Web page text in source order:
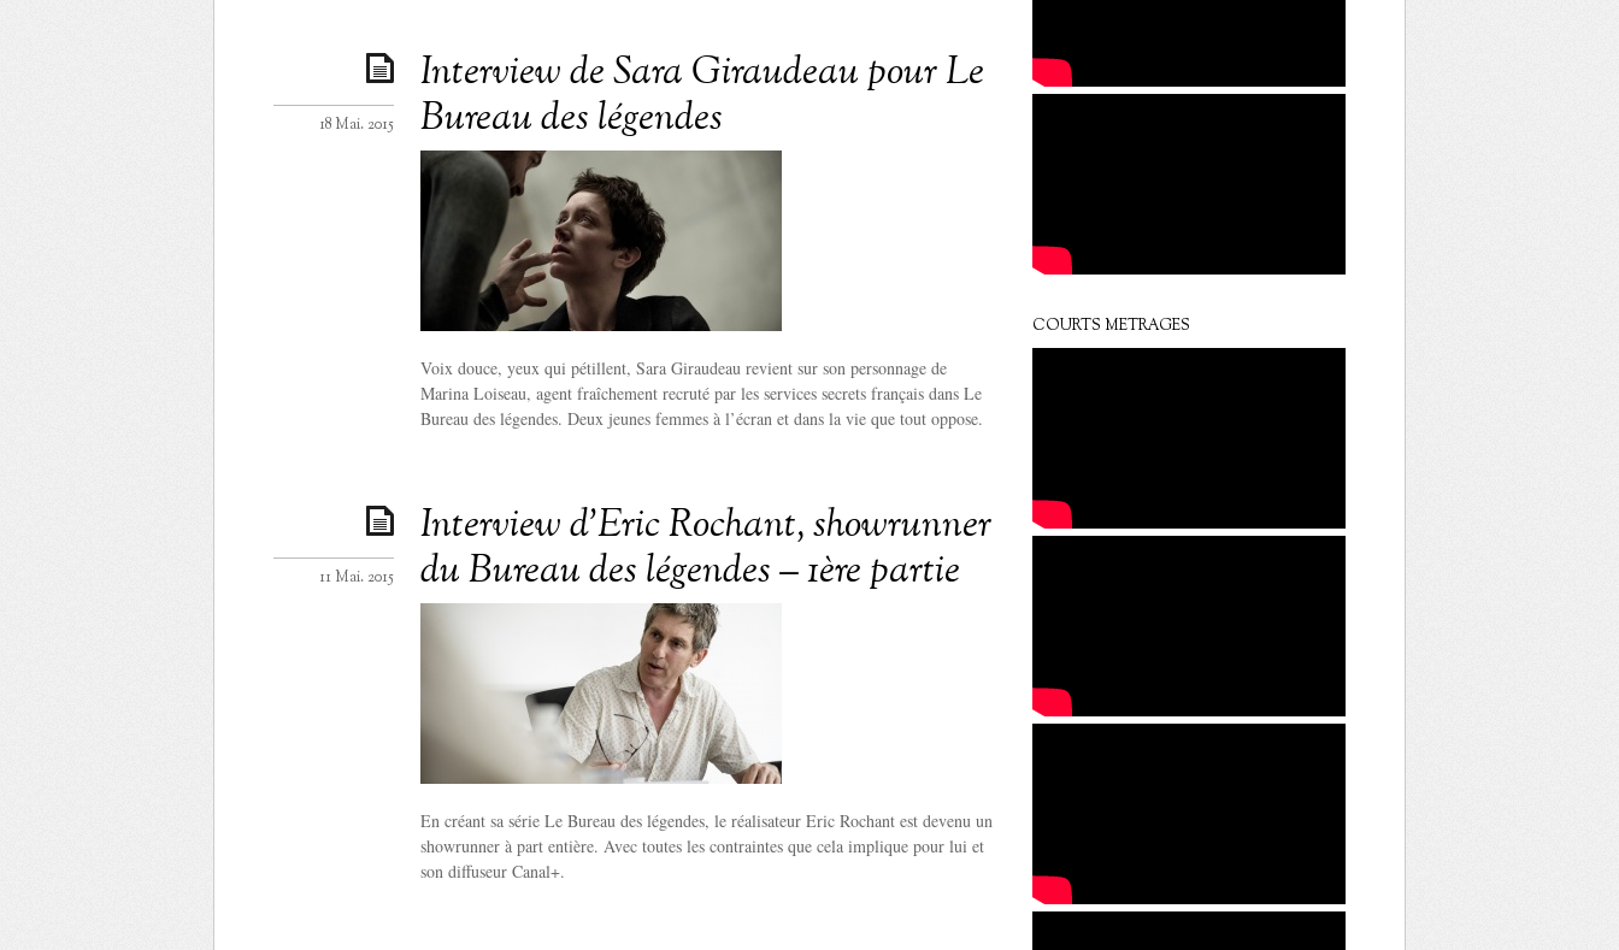
Interview de Sara Giraudeau pour Le
Bureau des légendes
18 Mai. 2015
Voix douce, yeux qui pétillent, Sara Giraudeau revient sur son personnage de
Marina Loiseau, agent fraîchement recruté par les services secrets français dans Le
Bureau des légendes. Deux jeunes femmes à l’écran et dans la vie que tout oppose.
Interview d’Eric Rochant, showrunner
du Bureau des légendes – 1ère partie
11 Mai. 2015
En créant sa série Le Bureau des légendes, le réalisateur Eric Rochant est devenu un
showrunner à part entière. Avec toutes les contraintes que cela implique pour lui et
son diffuseur Canal+.
COURTS METRAGES